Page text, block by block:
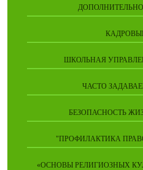
ШКОЛЬНАЯ
ЧАСТО
БЕЗОПАСНОСТЬ
"ПРОФИЛАКТИКА
«ОСНОВЫ РЕЛИГИОЗНЫХ